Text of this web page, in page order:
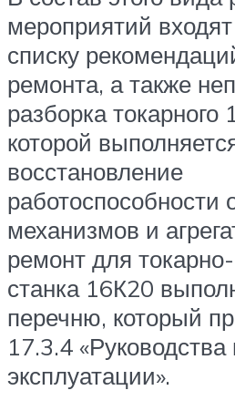
мероприятий
списку
ремонта, а также
разборка токарного
которой
восстановление
работоспособности
механизмов и
ремонт для
станка 16К20
перечню, который
17.3.4 «Руководства
эксплуатации».